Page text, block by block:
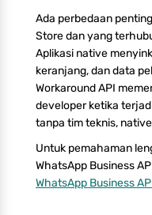
Ada perbedaan
Store dan yang
Aplikasi native
keranjang, dan data
Workaround API
developer ketika
tanpa tim teknis,
Untuk pemahaman
WhatsApp Business
WhatsApp Business